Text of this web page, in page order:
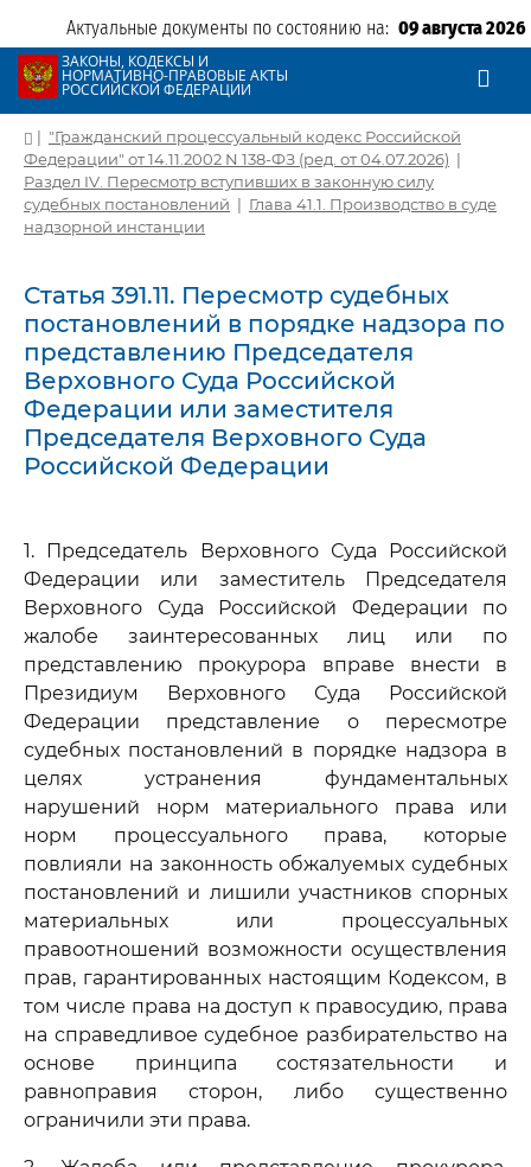
Актуальные документы по состоянию на: 09 августа 2026
ЗАКОНЫ, КОДЕКСЫ И
НОРМАТИВНО-ПРАВОВЫЕ АКТЫ
РОССИЙСКОЙ ФЕДЕРАЦИИ
| "Гражданский процессуальный кодекс Российской
Федерации" от 14.11.2002 N 138-ФЗ (ред. от 04.07.2026) |
Раздел IV. Пересмотр вступивших в законную силу
судебных постановлений | Глава 41.1. Производство в суде
надзорной инстанции
Статья 391.11. Пересмотр судебных
постановлений в порядке надзора по
представлению Председателя
Верховного Суда Российской
Федерации или заместителя
Председателя Верховного Суда
Российской Федерации
1. Председатель Верховного Суда Российской
Федерации или заместитель Председателя
Верховного Суда Российской Федерации по
жалобе заинтересованных лиц или по
представлению прокурора вправе внести в
Президиум Верховного Суда Российской
Федерации представление о пересмотре
судебных постановлений в порядке надзора в
целях устранения фундаментальных
нарушений норм материального права или
норм процессуального права, которые
повлияли на законность обжалуемых судебных
постановлений и лишили участников спорных
материальных или процессуальных
правоотношений возможности осуществления
прав, гарантированных настоящим Кодексом, в
том числе права на доступ к правосудию, права
на справедливое судебное разбирательство на
основе принципа состязательности и
равноправия сторон, либо существенно
ограничили эти права.